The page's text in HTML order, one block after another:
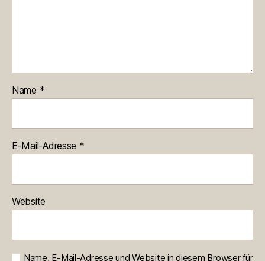
Name *
E-Mail-Adresse *
Website
Name, E-Mail-Adresse und Website in diesem Browser für